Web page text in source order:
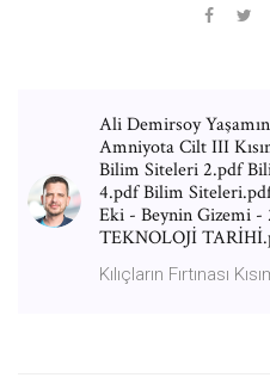
Ali Demirsoy
Amniyota Cilt III
Bilim Siteleri 2.pdf
4.pdf Bilim
Eki - Beynin Gizemi
TEKNOLOJİ
Kılıçların Fırtınası